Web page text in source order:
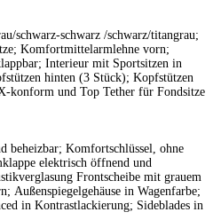
schwarz-schwarz /schwarz/titangrau;
Komfortmittelarmlehne vorn;
Interieur mit Sportsitzen in
hinten (3 Stück); Kopfstützen
konform und Top Tether für Fondsitze
beheizbar; Komfortschlüssel, ohne
elektrisch öffnend und
Frontscheibe mit grauem
Außenspiegelgehäuse in Wagenfarbe;
in Kontrastlackierung; Sideblades in